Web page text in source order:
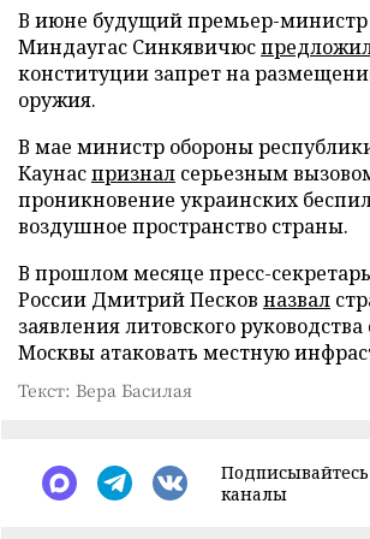
В июне будущий премьер-
Миндаугас Синкявичюс
конституции запрет на
оружия.
В мае министр обороны
Каунаспризнал серьезным
проникновение украинских
воздушное пространство страны.
В прошлом месяце пресс-
России Дмитрий Песков назвал
заявления литовского
Москвы атаковать местную
Текст: Вера Басилая
каналы